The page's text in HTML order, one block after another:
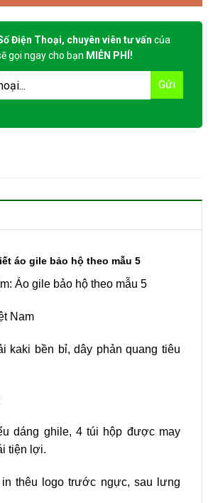
Điện Thoại, chuyên viên tư vấn của
gọi ngay cho bạn MIỄN PHÍ!
áo gile bảo hộ theo mẫu 5
Áo gile bảo hộ theo mẫu 5
Nam
kaki bền bỉ, dây phản quang tiêu
dáng ghile, 4 túi hộp được may
tiện lợi.
thêu logo trước ngực, sau lưng